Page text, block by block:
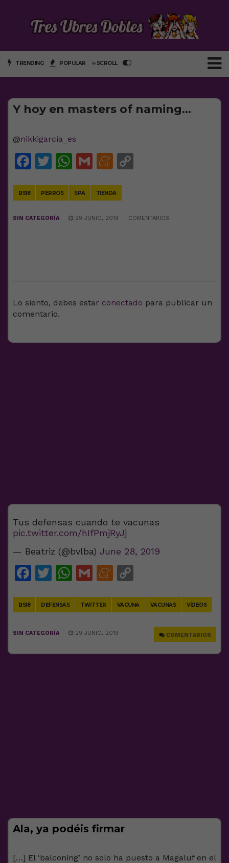
TRENDING POPULAR ∞ SCROLL
Y hoy en masters of naming…
@nikkigarcia_es
Facebook
Twitter
WhatsApp
GmailMeneame
BS18 PERROS SPA TIENDA
SIN CATEGORÍA 29 JUNIO, 2019 COMENTARIOS
Lo siento, debes estar conectado para publicar un
comentario.
Tus defensas cuando te vacunas
pic.twitter.com/hIfPmjRyJj
— Beatriz (@bvlba) June 28, 2019
Facebook
Twitter
WhatsApp
GmailMeneame
BS18 DEFENSAS TWITTER VACUNA VACUNAS VÍDEOS
COMENTARIOS
SIN CATEGORÍA 29 JUNIO, 2019
Ala, ya podéis firmar
[…] El ‘balconing’ no solo ha puesto a Magaluf en el